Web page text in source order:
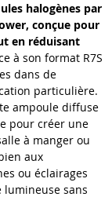
halogènes par
conçue pour
en réduisant
à son format R7S
dans de
particulière.
ampoule diffuse
pour créer une
à manger ou
aux
ou éclairages
sans